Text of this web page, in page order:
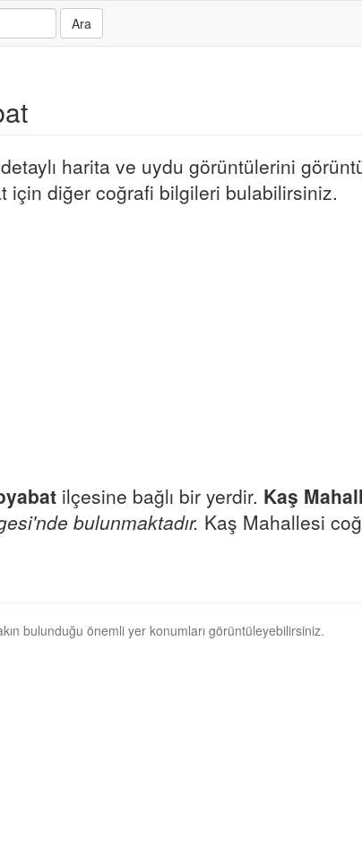
Ara
harita ve uydu görüntülerini
için diğer coğrafi bilgileri bulabilirsiniz.
ilçesine bağlı bir yerdir. Kaş
bulunmaktadır. Kaş Mahallesi
bulunduğu önemli yer konumları görüntüleyebilirsiniz.